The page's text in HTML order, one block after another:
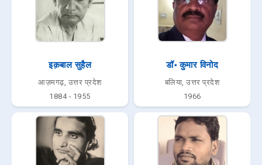
इक़बाल सुहैल
आज़मगढ़, उत्तर प्रदेश
1884 - 1955
डॉ॰ कुमार विनोद
बलिया, उत्तर प्रदेश
1966